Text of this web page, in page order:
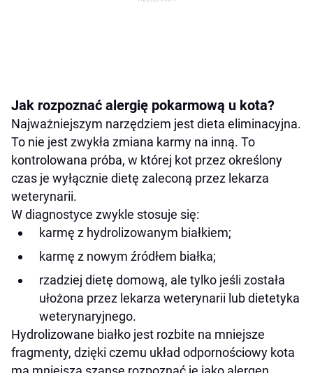
Jak rozpoznać alergię pokarmową u kota?
Najważniejszym narzędziem jest dieta eliminacyjna.
To nie jest zwykła zmiana karmy na inną. To
kontrolowana próba, w której kot przez określony
czas je wyłącznie dietę zaleconą przez lekarza
weterynarii.
W diagnostyce zwykle stosuje się:
karmę z hydrolizowanym białkiem;
karmę z nowym źródłem białka;
rzadziej dietę domową, ale tylko jeśli została
ułożona przez lekarza weterynarii lub dietetyka
weterynaryjnego.
Hydrolizowane białko jest rozbite na mniejsze
fragmenty, dzięki czemu układ odpornościowy kota